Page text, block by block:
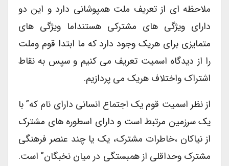
ملاحظه ای از تعریف ملت همپوشانی دارد و این دو
دارای ویژگی های مشترکی هستنداما ویژگی های
متمایزی برای هریک وجود دارد که ما ابتدا قوم وملت
را از دیدگاه اسمیت تعریف می کنیم و سپس به نقاط
اشتراک واختلاف هریک می پردازیم.
از نظر اسمیت قوم یک اجتماع انسانی دارای نام که” با
یک سرزمین مرتبط است و دارای اسطوره های مشترک
از نیاکان ،خاطرات مشترک، یک یا چند عنصر فرهنگی
مشترک وحداقلی از همبستگی در میان نخبگان” است.